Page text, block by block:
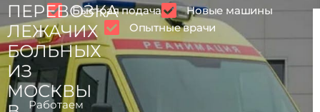
Работаем
ПЕРЕВОЗКА
ЛЕЖАЧИХ
БОЛЬНЫХ
ИЗ
МОСКВЫ
Быстрая подача
Новые машины
Опытные врачи